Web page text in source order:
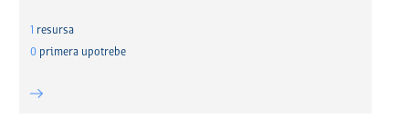
1 resursa
0 primera upotrebe